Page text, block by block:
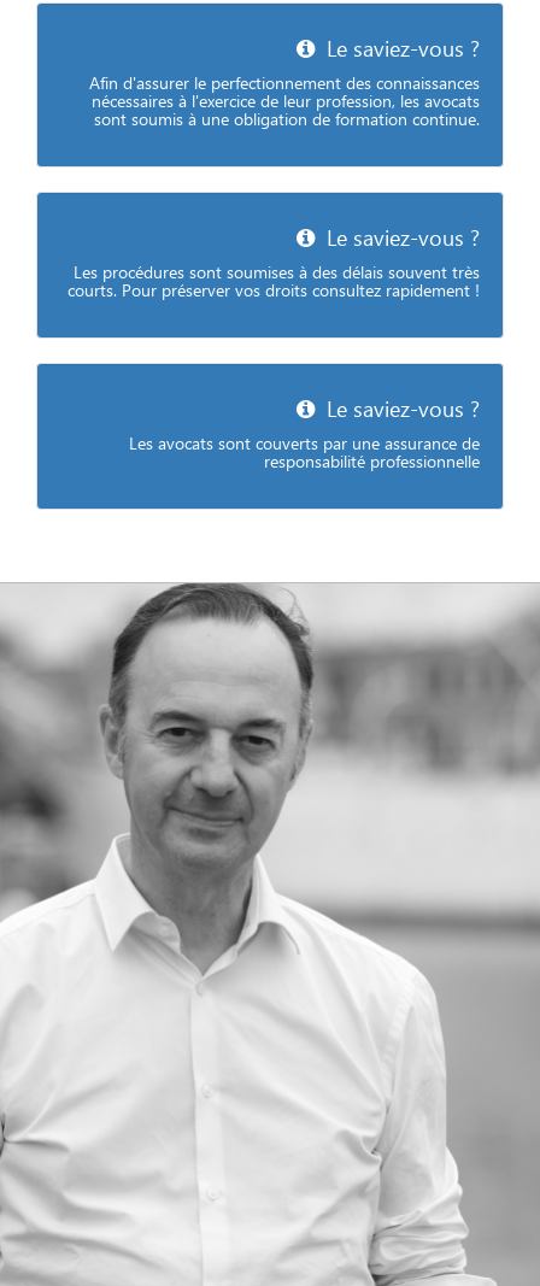
Le saviez-vous ?
Afin d'assurer le perfectionnement des connaissances
nécessaires à l'exercice de leur profession, les avocats
sont soumis à une obligation de formation continue.
Le saviez-vous ?
Les procédures sont soumises à des délais souvent très
courts. Pour préserver vos droits consultez rapidement !
Le saviez-vous ?
Les avocats sont couverts par une assurance de
responsabilité professionnelle